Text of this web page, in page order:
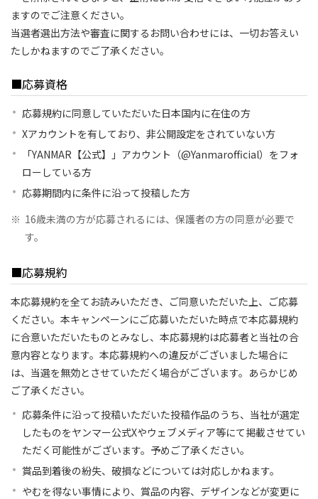
ますのでご注意ください。
当選者選出方法や審査に関するお問い合わせには、一切お答えい
たしかねますのでご了承ください。
■応募資格
応募規約に同意していただいた日本国内に在住の方
Xアカウントを有しており、非公開設定をされていない方
「YANMAR【公式】」アカウント（@Yanmarofficial）をフォ
ローしている方
応募期間内に条件に沿って投稿した方
※ 16歳未満の方が応募されるには、保護者の方の同意が必要で
す。
■応募規約
本応募規約を全てお読みいただき、ご同意いただいた上、ご応募
ください。本キャンペーンにご応募いただいた時点で本応募規約
に合意いただいたものとみなし、本応募規約は応募者と当社の合
意内容となります。本応募規約への違反がございました場合に
は、当選を無効とさせていただく場合がございます。あらかじめ
ご了承ください。
応募条件に沿って投稿いただいた投稿作品のうち、当社が選定
したものをヤンマー公式Xやウェブメディア等にて掲載させてい
ただく可能性がございます。予めご了承ください。
賞品到着後の紛失、破損などについては対応しかねます。
やむを得ない事情により、賞品の内容、デザインなどが変更に